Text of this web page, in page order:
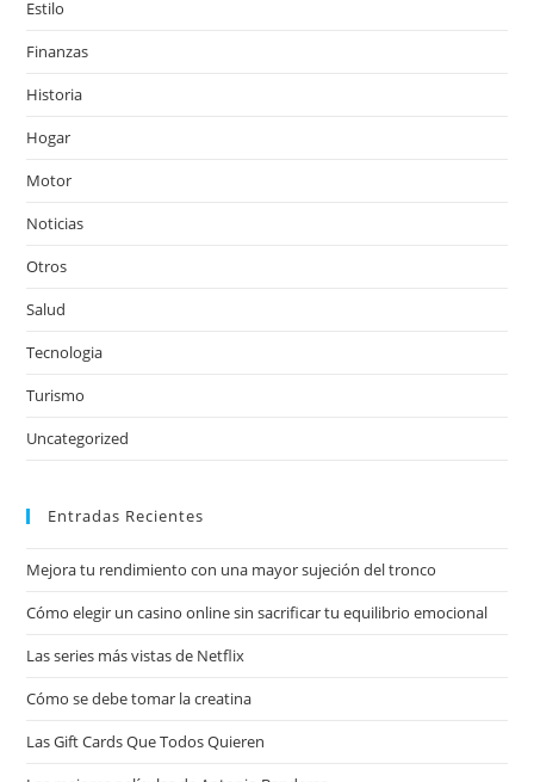
Estilo
Finanzas
Historia
Hogar
Motor
Noticias
Otros
Salud
Tecnologia
Turismo
Uncategorized
Entradas Recientes
Mejora tu rendimiento con una mayor sujeción del tronco
Cómo elegir un casino online sin sacrificar tu equilibrio emocional
Las series más vistas de Netflix
Cómo se debe tomar la creatina
Las Gift Cards Que Todos Quieren